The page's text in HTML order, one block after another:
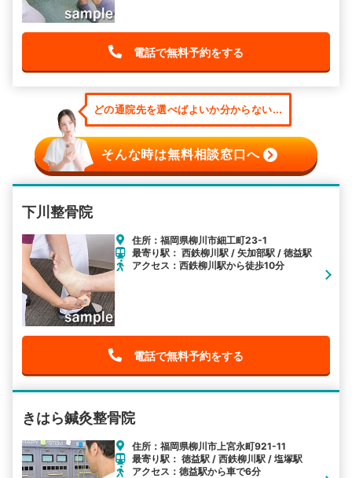
電話で無料予約をする
どの通院先を選べばよいか分からない...
そんな時は無料相談窓口へ
下川整骨院
住所：福岡県柳川市細工町23-1
最寄り駅： 西鉄柳川駅 / 矢加部駅 / 徳益駅
アクセス：西鉄柳川駅から徒歩10分
電話で無料予約をする
きはら鍼灸整骨院
住所：福岡県柳川市上宮永町921-11
最寄り駅： 徳益駅 / 西鉄柳川駅 / 塩塚駅
アクセス：徳益駅から車で6分